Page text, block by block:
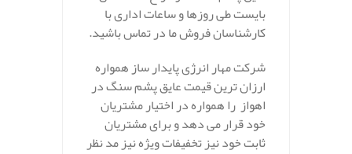
بایست طی روزها و ساعات اداری با
کارشناسان فروش ما در تماس باشید.
شرکت مهار انرژی پایدار ساز همواره
ارزان ترین قیمت عایق پشم سنگ در
اهوازرا همواره در اختیار مشتریان
خود قرار می دهد و برای مشتریان
ثابت خود نیز تخفیفات ویژه نیز مد نظر